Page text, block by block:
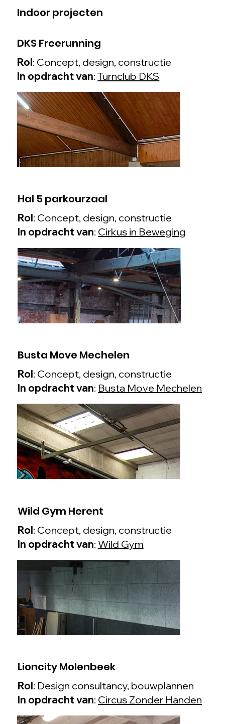
Indoor projecten
DKS Freerunning
Rol: Concept, design, constructie
In opdracht van:Turnclub DKS
Hal 5 parkourzaal
Rol: Concept, design, constructie
In opdracht van: Cirkus in Beweging
Busta Move Mechelen
Rol: Concept, design, constructie
In opdracht van: Busta Move Mechelen
Wild Gym Herent
Rol: Concept, design, constructie
In opdracht van: Wild Gym
Lioncity Molenbeek
Rol: Design consultancy, bouwplannen
In opdracht van: Circus Zonder Handen